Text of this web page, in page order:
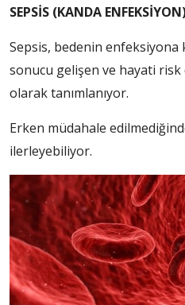
SEPSİS (KANDA
Sepsis, bedenin enfeksiyona
sonucu gelişen ve hayati
olarak tanımlanıyor.
Erken müdahale
ilerleyebiliyor.